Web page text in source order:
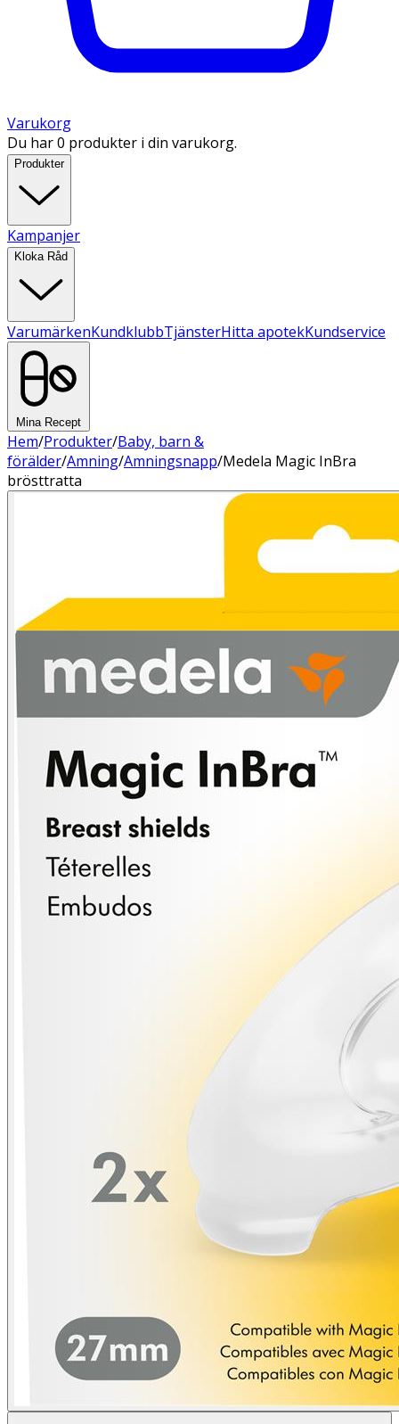
Varukorg
Du har 0 produkter i din varukorg.
Produkter
Kampanjer
Kloka Råd
VarumärkenKundklubbTjänsterHitta apotekKundservice
Mina Recept
Hem/Produkter/Baby, barn &
förälder/Amning/Amningsnapp/Medela Magic InBra
brösttratta